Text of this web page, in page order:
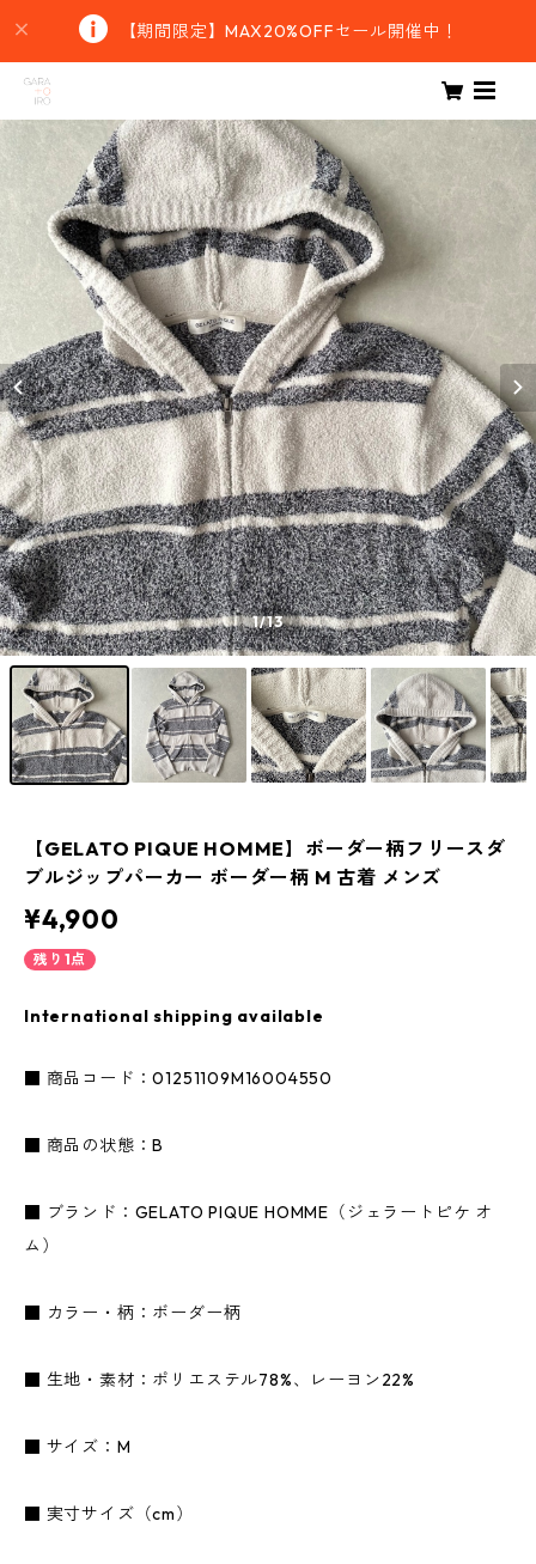
【期間限定】MAX20%OFFセール開催中！
1/13
【GELATO PIQUE HOMME】ボーダー柄フリースダ
ブルジップパーカー ボーダー柄 M 古着 メンズ
¥4,900
残り1点
International shipping available
■ 商品コード：01251109M16004550
■ 商品の状態：B
■ ブランド：GELATO PIQUE HOMME（ジェラートピケ オ
ム）
■ カラー・柄：ボーダー柄
■ 生地・素材：ポリエステル78%、レーヨン22%
■ サイズ：M
■ 実寸サイズ（cm）